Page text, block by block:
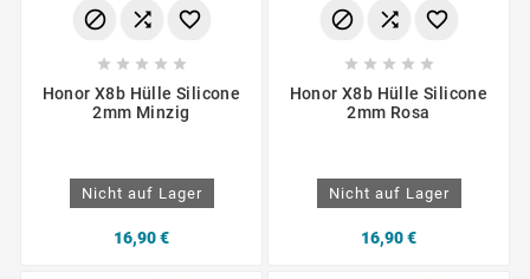
  
    
Honor X8b Hülle Silicone
2mm Minzig
Nicht auf Lager
16,90 €
  
    
Honor X8b Hülle Silicone
2mm Rosa
Nicht auf Lager
16,90 €